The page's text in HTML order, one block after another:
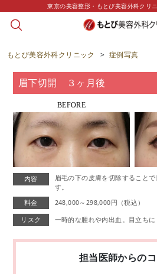
東京の美容整形・もとび美容外科クリ
CASE
症例写
もとび美容外科クリニック > 症例写真
眉下切開 ３ヶ月後
BEFORE
内容
眉毛の下の皮膚を切除すること
す。
料金
248,000～298,000円（税込）
リスク 一時的な腫れや内出血。目立ちに
担当医師からの